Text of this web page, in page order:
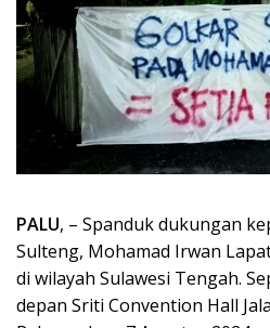
PALU, – Spanduk dukungan
Sulteng, Mohamad Irwan
di wilayah Sulawesi Tengah.
depan Sriti Convention Hall